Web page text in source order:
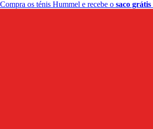
Compra os ténis Hummel e recebe o saco grátis